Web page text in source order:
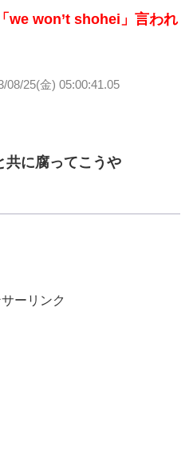
we won’t shohei」言われ
08/25(金) 05:00:41.05
共に腐ってこうや
ーリンク